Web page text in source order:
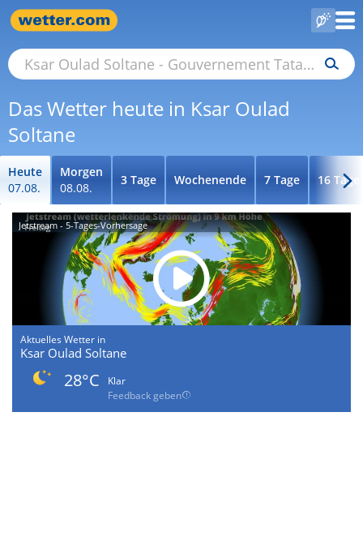
Das Wetter heute in Ksar Oulad
Soltane
Heute
07.08.
Morgen
08.08.
3 Tage Wochenende 7 Tage 16 Tage
Jetstream - 5-Tages-Vorhersage
Aktuelles Wetter in
Ksar Oulad Soltane
28°C
Klar
Feedback geben